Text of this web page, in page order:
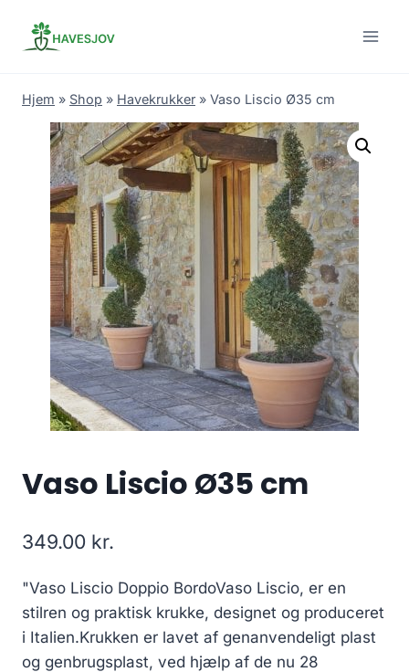
Hjem » Shop » Havekrukker » Vaso Liscio Ø35 cm
Vaso Liscio Ø35 cm
349.00 kr.
"Vaso Liscio Doppio BordoVaso Liscio, er en
stilren og praktisk krukke, designet og produceret
i Italien.Krukken er lavet af genanvendeligt plast
og genbrugsplast, ved hjælp af de nu 28